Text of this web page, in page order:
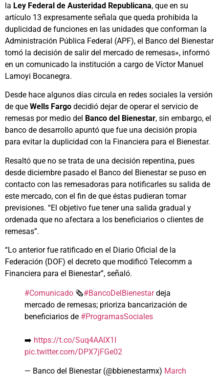
la Ley Federal de Austeridad Republicana, que en su
artículo 13 expresamente señala que queda prohibida la
duplicidad de funciones en las unidades que conforman la
Administración Pública Federal (APF), el Banco del Bienestar
tomó la decisión de salir del mercado de remesas», informó
en un comunicado la institución a cargo de Víctor Manuel
Lamoyi Bocanegra.
Desde hace algunos días circula en redes sociales la versión
de que Wells Fargo decidió dejar de operar el servicio de
remesas por medio del Banco del Bienestar, sin embargo, el
banco de desarrollo apuntó que fue una decisión propia
para evitar la duplicidad con la Financiera para el Bienestar.
Resaltó que no se trata de una decisión repentina, pues
desde diciembre pasado el Banco del Bienestar se puso en
contacto con las remesadoras para notificarles su salida de
este mercado, con el fin de que éstas pudieran tomar
previsiones. “El objetivo fue tener una salida gradual y
ordenada que no afectara a los beneficiarios o clientes de
remesas”.
“Lo anterior fue ratificado en el Diario Oficial de la
Federación (DOF) el decreto que modificó Telecomm a
Financiera para el Bienestar”, señaló.
#Comunicado 🗞️#BancoDelBienestardeja
mercado de remesas; prioriza bancarización de
beneficiarios de #ProgramasSociales
➡️ https://t.co/Suq4AAIX1I
pic.twitter.com/DPX7jFGe02
— Banco del Bienestar (@bbienestarmx) March